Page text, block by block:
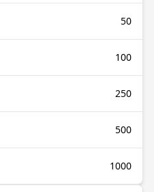
50
100
250
500
1000